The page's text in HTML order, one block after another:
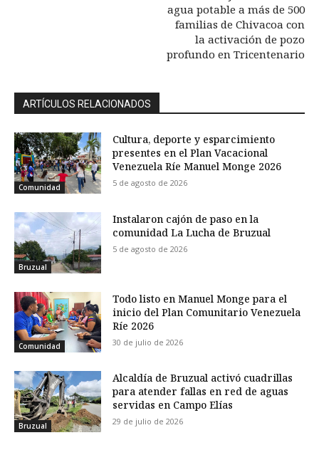
agua potable a más de 500
familias de Chivacoa con
la activación de pozo
profundo en Tricentenario
ARTÍCULOS RELACIONADOS
Comunidad
Cultura, deporte y esparcimiento
presentes en el Plan Vacacional
Venezuela Ríe Manuel Monge 2026
5 de agosto de 2026
Bruzual
Instalaron cajón de paso en la
comunidad La Lucha de Bruzual
5 de agosto de 2026
Comunidad
Todo listo en Manuel Monge para el
inicio del Plan Comunitario Venezuela
Ríe 2026
30 de julio de 2026
Bruzual
Alcaldía de Bruzual activó cuadrillas
para atender fallas en red de aguas
servidas en Campo Elías
29 de julio de 2026